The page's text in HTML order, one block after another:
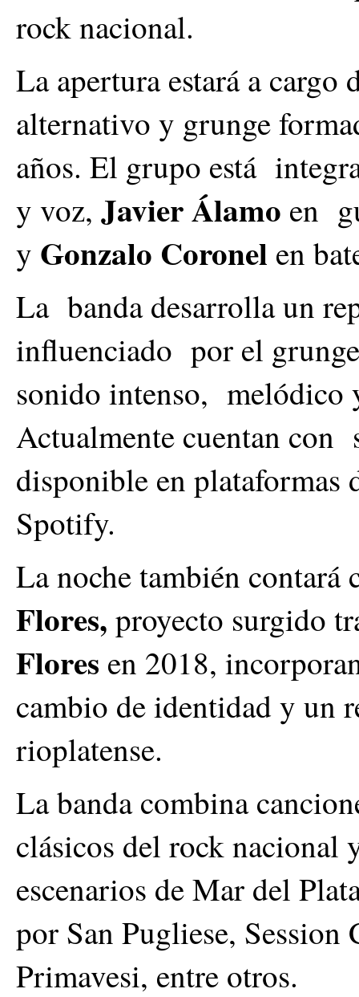
rock nacional.
La apertura estará a cargo
alternativo y grunge
años. El grupo está
y voz, Javier Álamo en
y Gonzalo Coronel en
La banda desarrolla un
influenciado por el
sonido intenso, melódico
Actualmente cuentan con
disponible en
Spotify.
La noche también contará
Flores, proyecto surgido
Flores en 2018,
cambio de identidad y un
rioplatense.
La banda combina
clásicos del rock nacional
escenarios de Mar del
por San Pugliese,
Primavesi, entre otros.